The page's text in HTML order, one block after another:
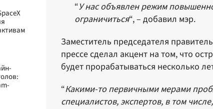
“У нас объявлен режим
ограничиться“, – добавил мэр.
Заместитель председателя
прессе сделал акцент на том, что
будет прорабатываться несколько
“Какими-то первичными мерами
специалистов, экспертов, в том